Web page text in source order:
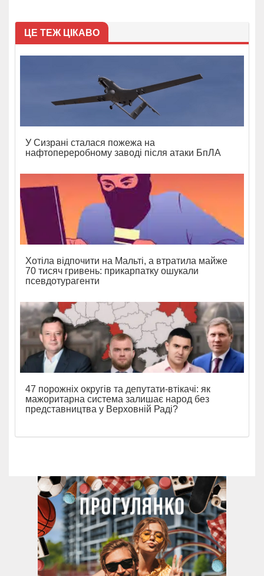
ЦЕ ТЕЖ ЦІКАВО
У Сизрані сталася пожежа на
нафтопереробному заводі після атаки БпЛА
Хотіла відпочити на Мальті, а втратила майже
70 тисяч гривень: прикарпатку ошукали
псевдотурагенти
47 порожніх округів та депутати-втікачі: як
мажоритарна система залишає народ без
представництва у Верховній Раді?